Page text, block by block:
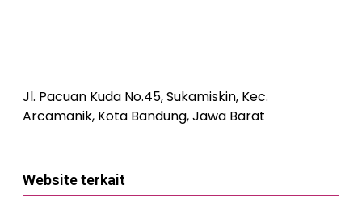
Jl. Pacuan Kuda No.45, Sukamiskin, Kec.
Arcamanik, Kota Bandung, Jawa Barat
Website terkait